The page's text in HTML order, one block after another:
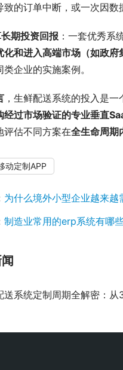
致的订单中断，或一次因数
期投资回报 ：一套优秀系
化和进入高端市场（如政
企业的实施案例。
，生鲜配送系统的投入是
经过市场验证的专业垂直
评估不同方案在全生命周期
动定制APP
为什么境外小型企业越来越
制造业常用的erp系统有哪
系统定制周期全解密：从300万项目